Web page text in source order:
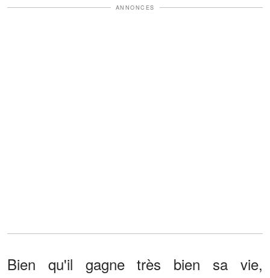
ANNONCES
Bien qu'il gagne très bien sa vie,